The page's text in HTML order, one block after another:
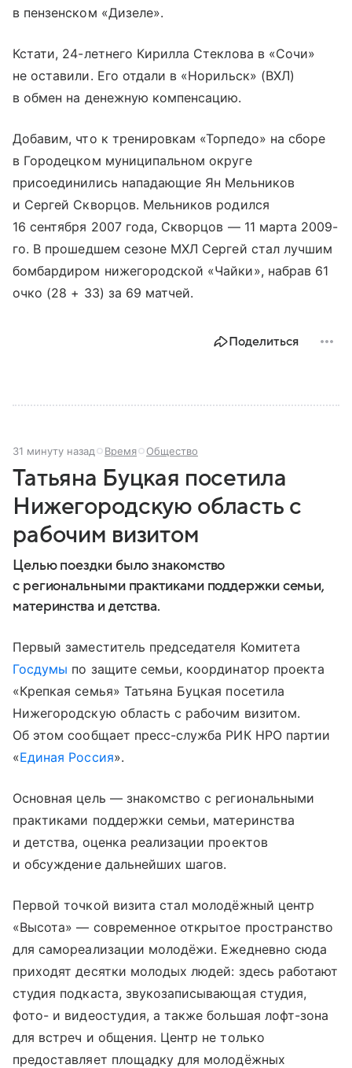
в пензенском «Дизеле».
Кстати, 24-летнего Кирилла Стеклова в «Сочи»
не оставили. Его отдали в «Норильск» (ВХЛ)
в обмен на денежную компенсацию.
Добавим, что к тренировкам «Торпедо» на сборе
в Городецком муниципальном округе
присоединились нападающие Ян Мельников
и Сергей Скворцов. Мельников родился
16 сентября 2007 года, Скворцов — 11 марта 2009-
го. В прошедшем сезоне МХЛ Сергей стал лучшим
бомбардиром нижегородской «Чайки», набрав 61
очко (28 + 33) за 69 матчей.
Поделиться
31 минуту назад Время Общество
Татьяна Буцкая посетила
Нижегородскую область с
рабочим визитом
Целью поездки было знакомство
с региональными практиками поддержки семьи,
материнства и детства.
Первый заместитель председателя Комитета
Госдумы по защите семьи, координатор проекта
«Крепкая семья» Татьяна Буцкая посетила
Нижегородскую область с рабочим визитом.
Об этом сообщает пресс-служба РИК НРО партии
«Единая Россия».
Основная цель — знакомство с региональными
практиками поддержки семьи, материнства
и детства, оценка реализации проектов
и обсуждение дальнейших шагов.
Первой точкой визита стал молодёжный центр
«Высота» — современное открытое пространство
для самореализации молодёжи. Ежедневно сюда
приходят десятки молодых людей: здесь работают
студия подкаста, звукозаписывающая студия,
фото- и видеостудия, а также большая лофт-зона
для встреч и общения. Центр не только
предоставляет площадку для молодёжных